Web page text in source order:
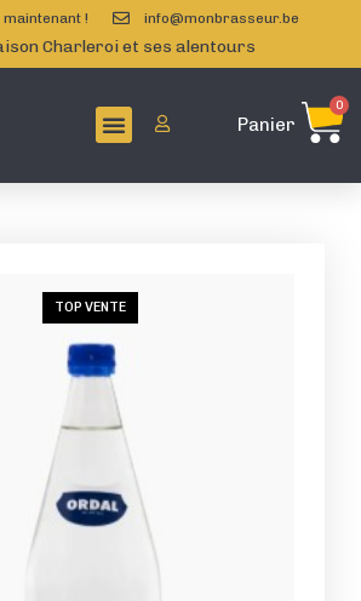
! info@monbrasseur.be
Charleroi et ses alentours
Panier
0
TOP VENTE